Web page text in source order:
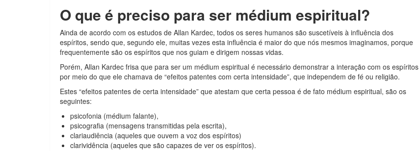
O que é preciso para ser médium espiritual?
Ainda de acordo com os estudos de Allan Kardec, todos os seres humanos são suscetíveis à influência dos
espíritos, sendo que, segundo ele, muitas vezes esta influência é maior do que nós mesmos imaginamos, porque
frequentemente são os espíritos que nos guiam e dirigem nossas vidas.
Porém, Allan Kardec frisa que para ser um médium espiritual é necessário demonstrar a interação com os espíritos
por meio do que ele chamava de “efeitos patentes com certa intensidade”, que independem de fé ou religião.
Estes “efeitos patentes de certa intensidade” que atestam que certa pessoa é de fato médium espiritual, são os
seguintes:
psicofonia (médium falante),
psicografia (mensagens transmitidas pela escrita),
clariaudiência (aqueles que ouvem a voz dos espíritos)
clarividência (aqueles que são capazes de ver os espíritos).